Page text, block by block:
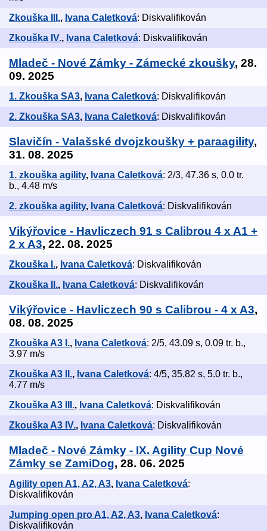
Zkouška III., Ivana Caletková: Diskvalifikován
Zkouška IV., Ivana Caletková: Diskvalifikován
Mladeč - Nové Zámky - Zámecké zkoušky, 28.
09. 2025
1. Zkouška SA3, Ivana Caletková: Diskvalifikován
2. Zkouška SA3, Ivana Caletková: Diskvalifikován
Slavičín - Valašské dvojzkoušky + paraagility,
31. 08. 2025
1. zkouška agility, Ivana Caletková: 2/3, 47.36 s, 0.0 tr.
b., 4.48 m/s
2. zkouška agility, Ivana Caletková: Diskvalifikován
Vikýřovice - Havliczech 91 s Calibrou 4 x A1 +
2 x A3, 22. 08. 2025
Zkouška I., Ivana Caletková: Diskvalifikován
Zkouška II., Ivana Caletková: Diskvalifikován
Vikýřovice - Havliczech 90 s Calibrou - 4 x A3,
08. 08. 2025
Zkouška A3 I., Ivana Caletková: 2/5, 43.09 s, 0.09 tr. b.,
3.97 m/s
Zkouška A3 II., Ivana Caletková: 4/5, 35.82 s, 5.0 tr. b.,
4.77 m/s
Zkouška A3 III., Ivana Caletková: Diskvalifikován
Zkouška A3 IV., Ivana Caletková: Diskvalifikován
Mladeč - Nové Zámky - IX. Agility Cup Nové
Zámky se ZamiDog, 28. 06. 2025
Agility open A1, A2, A3, Ivana Caletková:
Diskvalifikován
Jumping open pro A1, A2, A3, Ivana Caletková:
Diskvalifikován